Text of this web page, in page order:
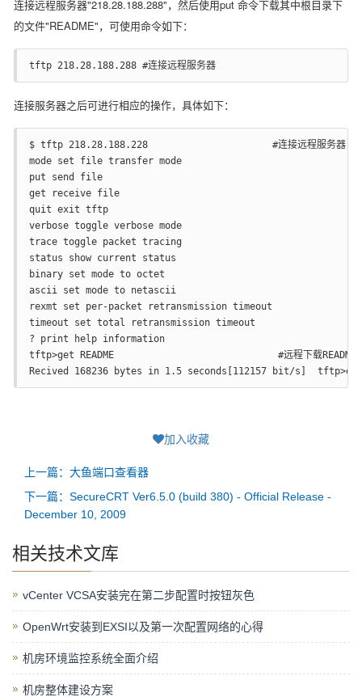
连接远程服务器"218.28.188.288"，然后使用put 命令下载其中根目录下
的文件"README"，可使用命令如下：
tftp 218.28.188.288 #连接远程服务器
连接服务器之后可进行相应的操作，具体如下：
$ tftp 218.28.188.228                      #连接远程服务器
mode set file transfer mode
put send file
get receive file
quit exit tftp
verbose toggle verbose mode
trace toggle packet tracing
status show current status
binary set mode to octet
ascii set mode to netascii
rexmt set per-packet retransmission timeout
timeout set total retransmission timeout
? print help information
tftp>get README                             #远程下载
Recived 168236 bytes in 1.5 seconds[112157 bit/s]  tftp>quit
加入收藏
上一篇：大鱼端口查看器
下一篇：SecureCRT Ver6.5.0 (build 380) - Official Release -
December 10, 2009
相关技术文库
vCenter VCSA安装完在第二步配置时按钮灰色
OpenWrt安装到EXSI以及第一次配置网络的心得
机房环境监控系统全面介绍
机房整体建设方案